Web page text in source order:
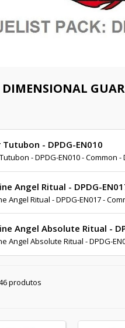
DIMENSIONAL
Tutubon - DPDG-EN010
- DPDG-EN010 - Common
Angel Ritual - DPDG-
Angel Ritual - DPDG-EN017 -
Angel Absolute Ritual -
Angel Absolute Ritual - DPDG-
produtos